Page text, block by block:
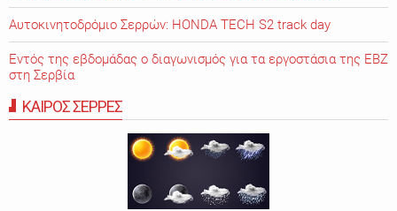
Αυτοκινητοδρόμιο Σερρών: HONDA TECH S2 track day
Εντός της εβδομάδας ο διαγωνισμός για τα εργοστάσια της ΕΒΖ
στη Σερβία
ΚΑΙΡΟΣ ΣΕΡΡΕΣ